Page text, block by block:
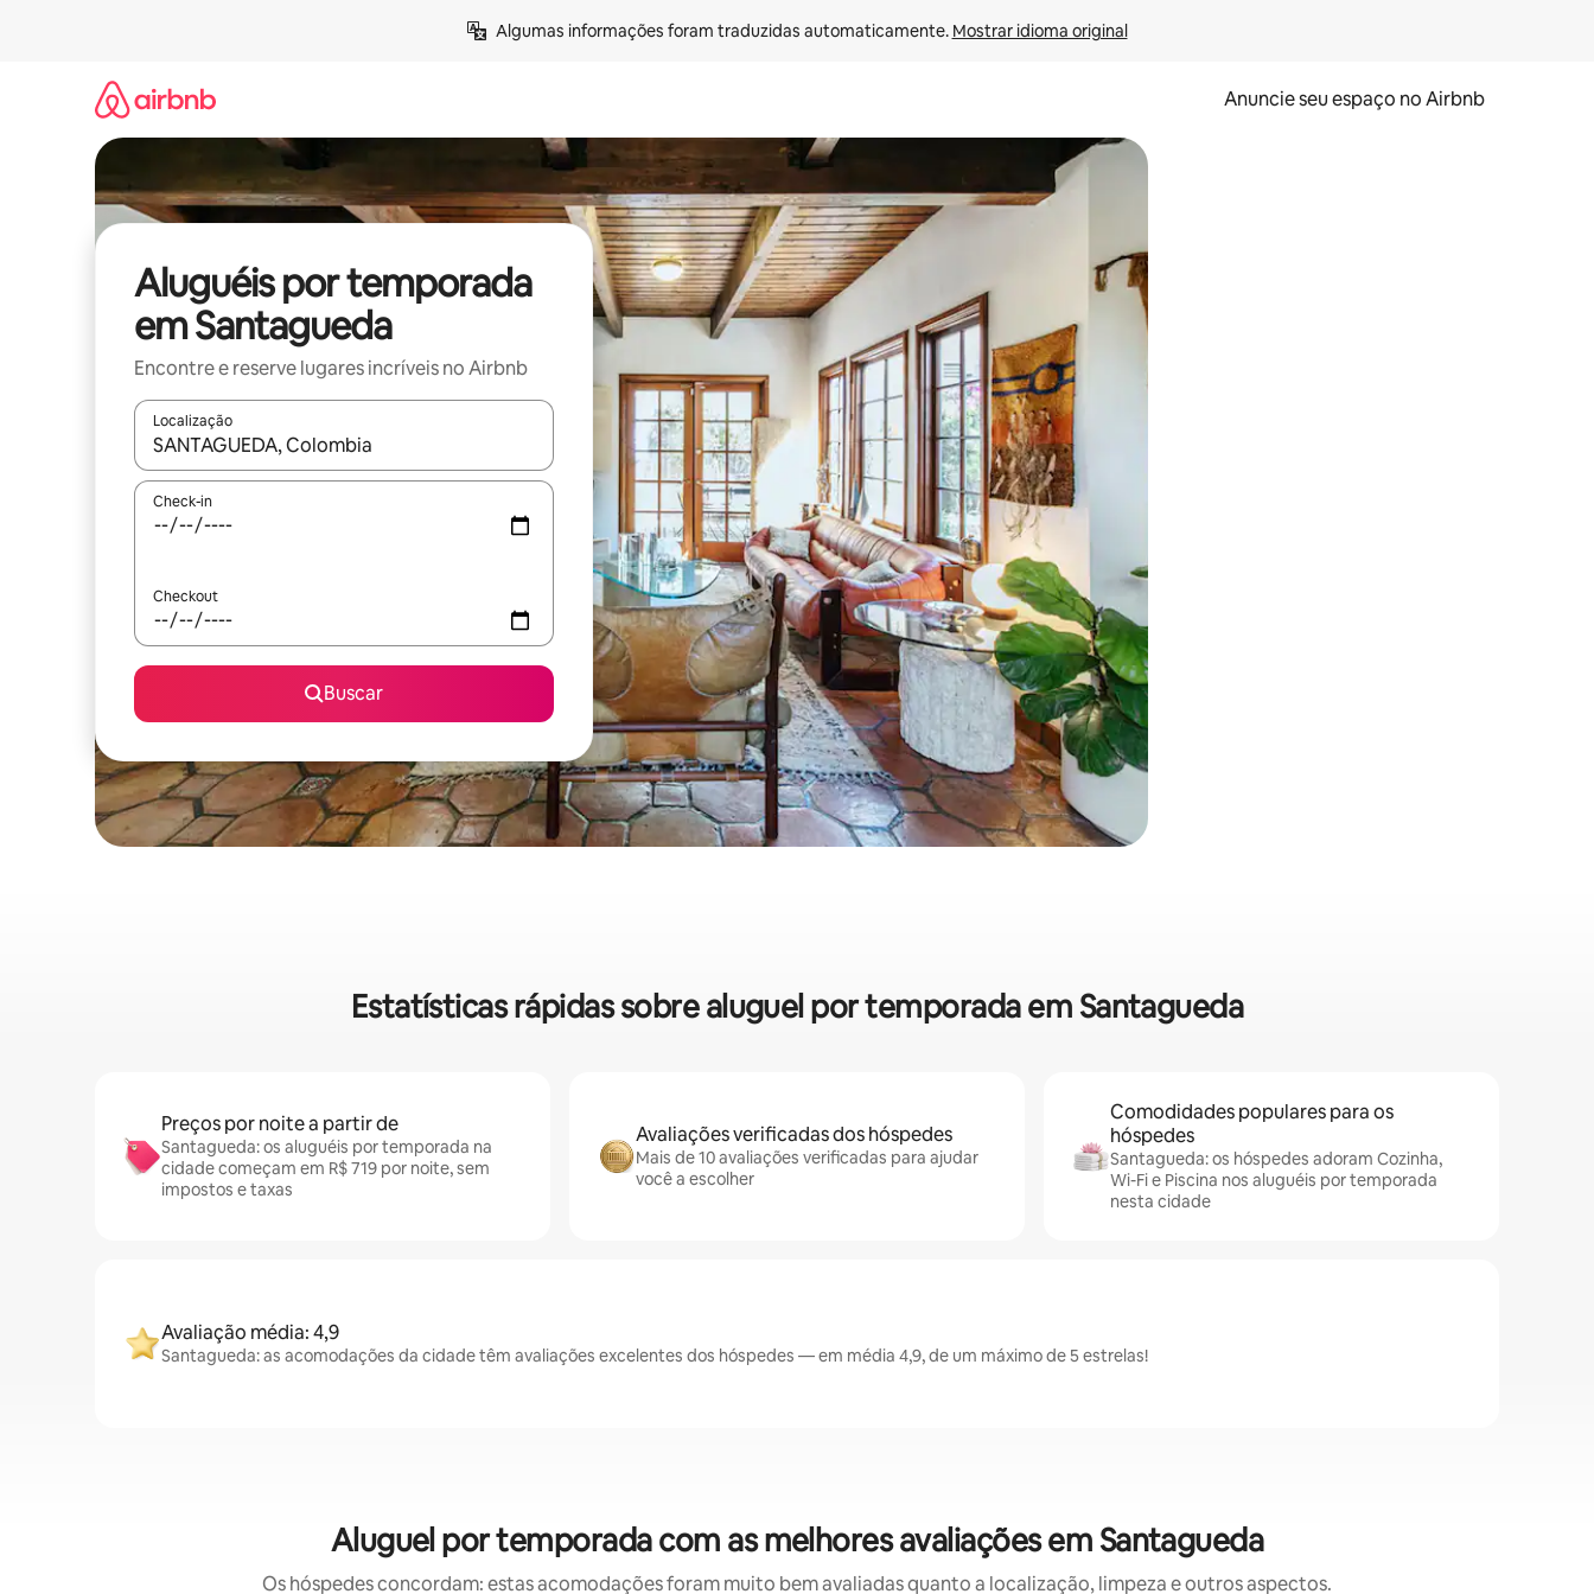
Algumas informações foram traduzidas automaticamente. Mostrar idioma original
Anuncie seu espaço no Airbnb
Aluguéis por temporada
em Santagueda
Encontre e reserve lugares incríveis no Airbnb
Localização
Quando os resultados estiverem disponíveis, explore-os usando as seta para cima e para baixo do teclado ou tocando e deslizando o dedo na tela.
Check-in
Checkout
Buscar
Estatísticas rápidas sobre aluguel por temporada em Santagueda
Preços por noite a partir de
Santagueda: os aluguéis por temporada na
cidade começam em R$ 719 por noite, sem
impostos e taxas
Avaliações verificadas dos hóspedes
Mais de 10 avaliações verificadas para ajudar
você a escolher
Comodidades populares para os
hóspedes
Santagueda: os hóspedes adoram Cozinha,
Wi-Fi e Piscina nos aluguéis por temporada
nesta cidade
Avaliação média: 4,9
Santagueda: as acomodações da cidade têm avaliações excelentes dos hóspedes — em média 4,9, de um máximo de 5 estrelas!
Aluguel por temporada com as melhores avaliações em Santagueda
Os hóspedes concordam: estas acomodações foram muito bem avaliadas quanto a localização, limpeza e outros aspectos.